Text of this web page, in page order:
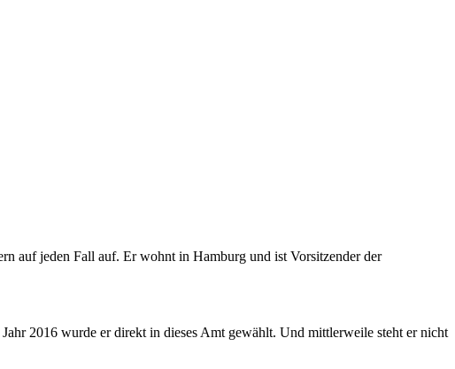
auf jeden Fall auf. Er wohnt in Hamburg und ist Vorsitzender der
2016 wurde er direkt in dieses Amt gewählt. Und mittlerweile steht er nicht